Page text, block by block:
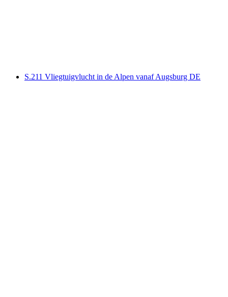
S.211 Vliegtuigvlucht in de Alpen vanaf Augsburg DE